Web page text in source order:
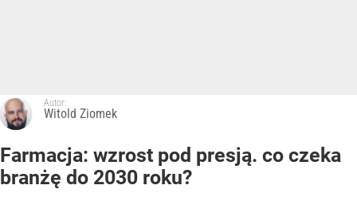
Autor:
Witold Ziomek
Farmacja: wzrost pod presją. co czeka
branżę do 2030 roku?